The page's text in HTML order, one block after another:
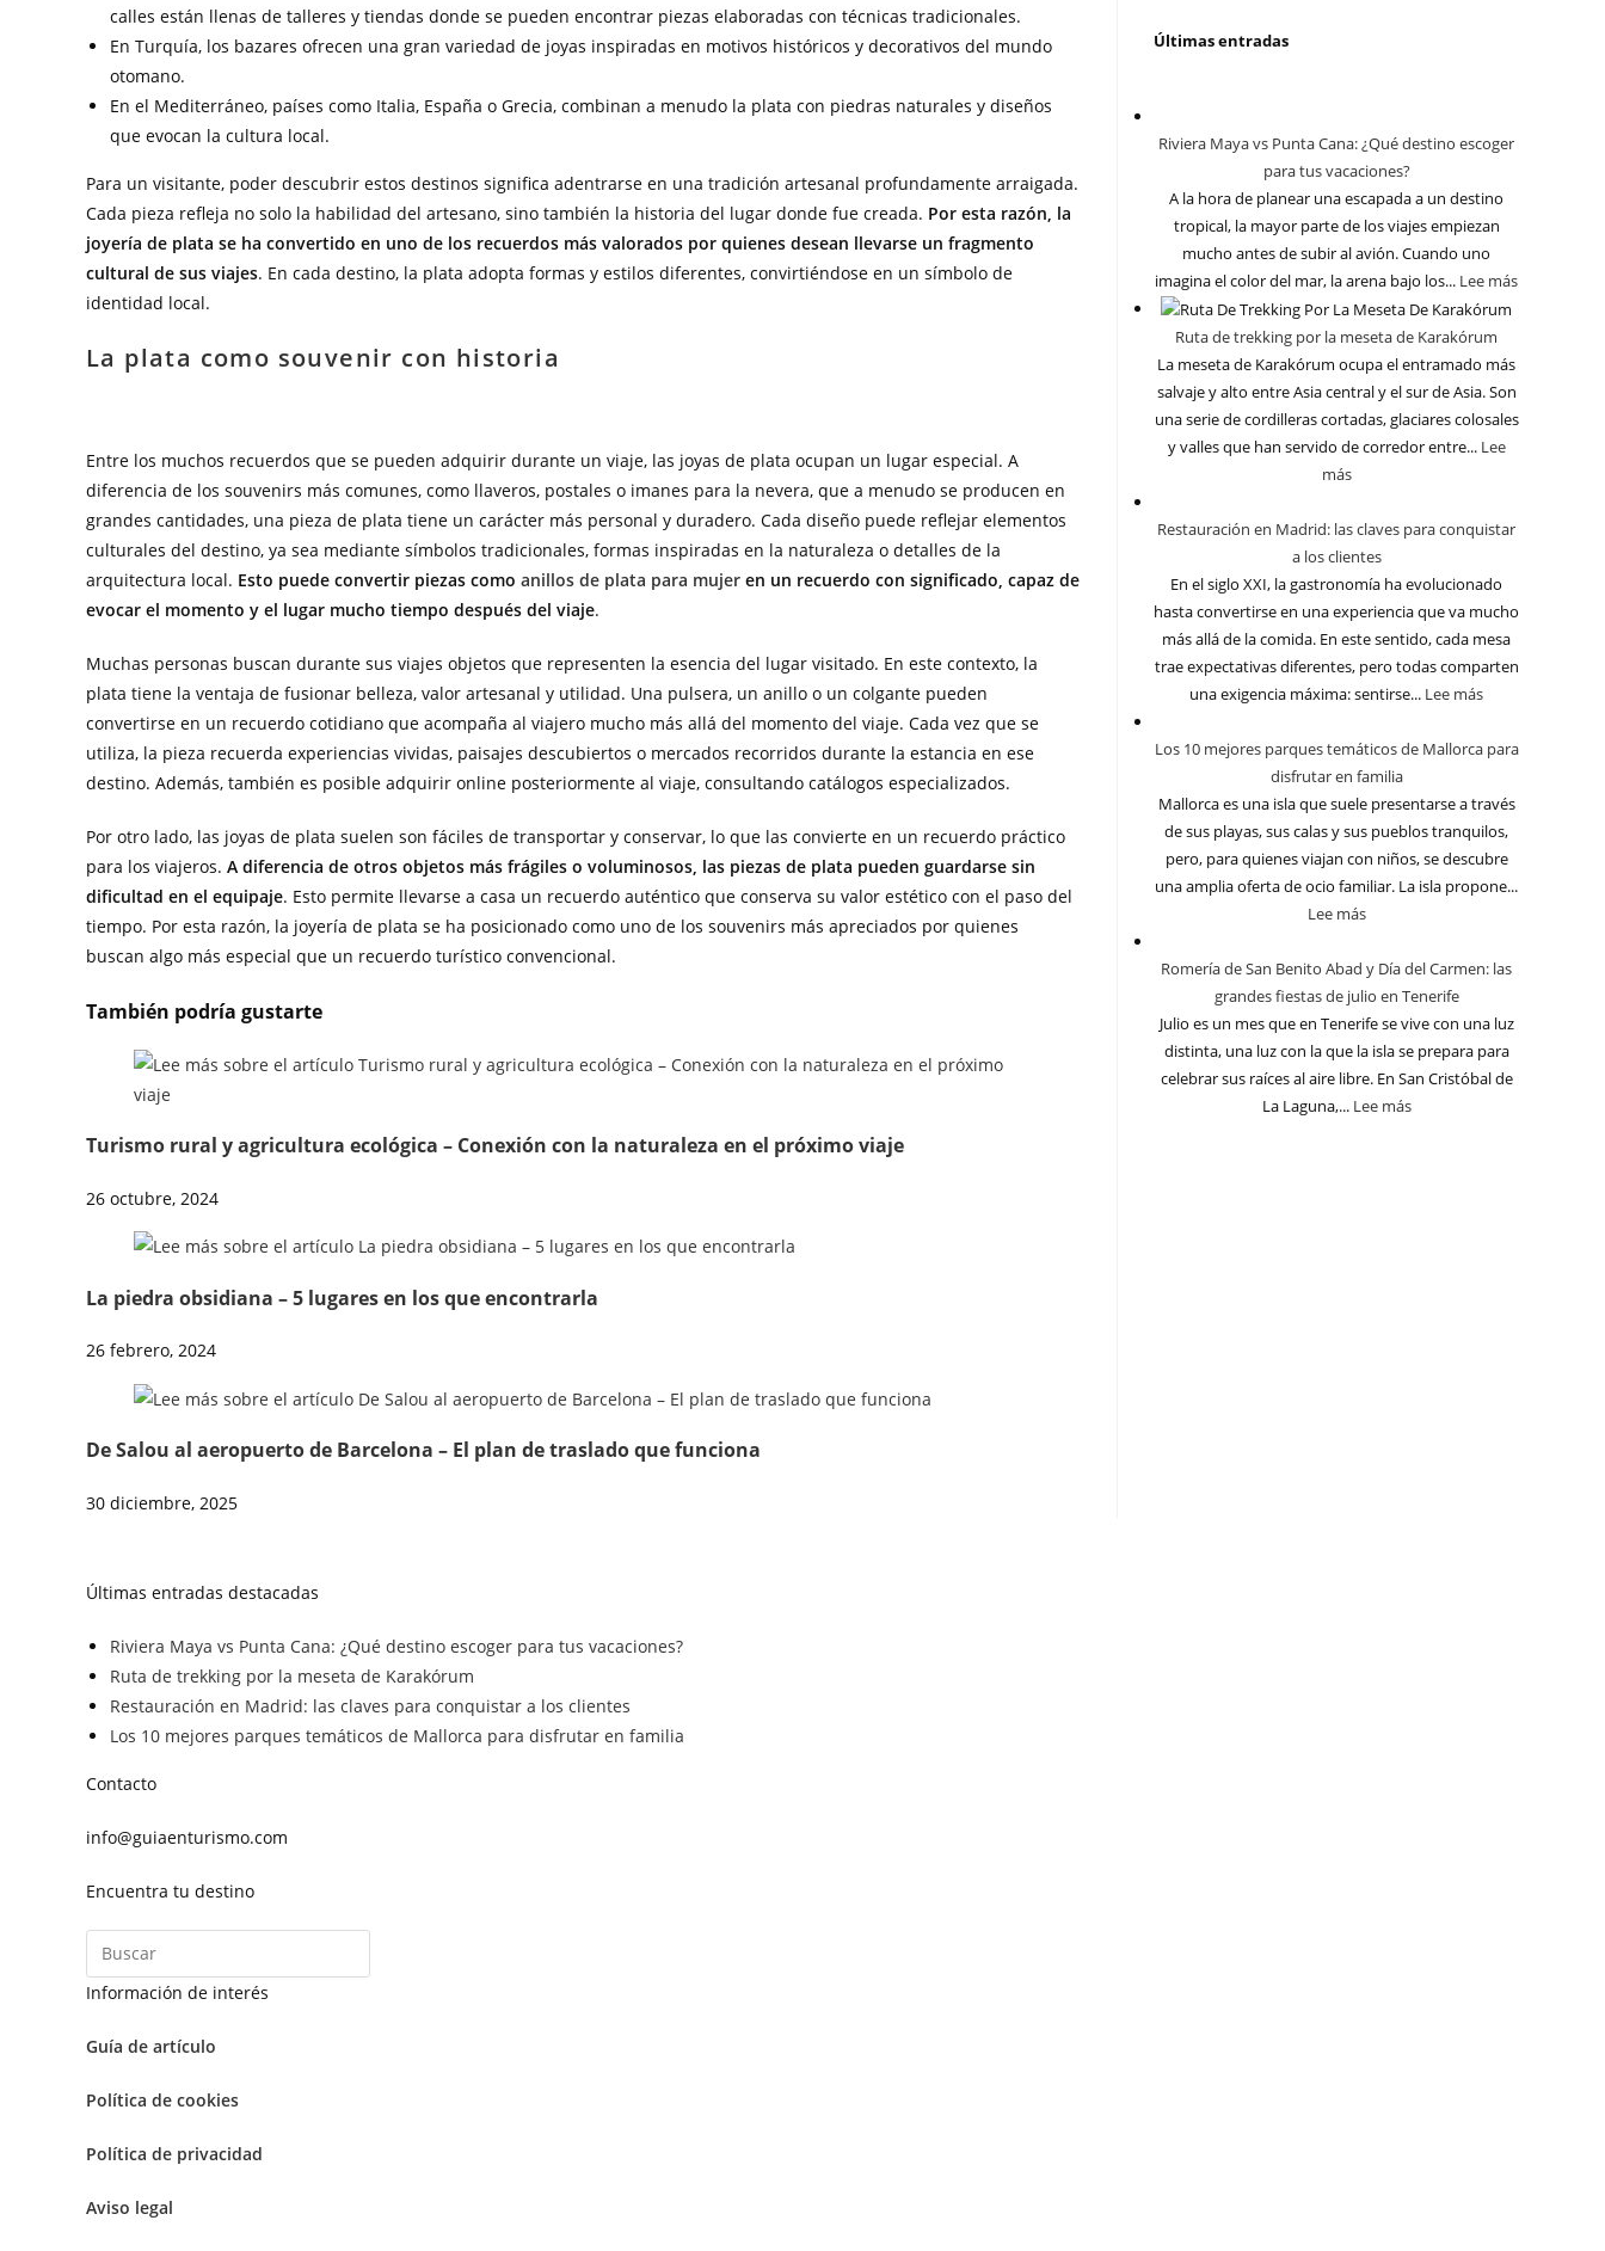
calles están llenas de talleres y tiendas donde se pueden encontrar piezas elaboradas con técnicas tradicionales.
En Turquía, los bazares ofrecen una gran variedad de joyas inspiradas en motivos históricos y decorativos del mundo
otomano.
En el Mediterráneo, países como Italia, España o Grecia, combinan a menudo la plata con piedras naturales y diseños
que evocan la cultura local.
Para un visitante, poder descubrir estos destinos significa adentrarse en una tradición artesanal profundamente arraigada.
Cada pieza refleja no solo la habilidad del artesano, sino también la historia del lugar donde fue creada. Por esta razón, la
joyería de plata se ha convertido en uno de los recuerdos más valorados por quienes desean llevarse un fragmento
cultural de sus viajes. En cada destino, la plata adopta formas y estilos diferentes, convirtiéndose en un símbolo de
identidad local.
La plata como souvenir con historia
Entre los muchos recuerdos que se pueden adquirir durante un viaje, las joyas de plata ocupan un lugar especial. A
diferencia de los souvenirs más comunes, como llaveros, postales o imanes para la nevera, que a menudo se producen en
grandes cantidades, una pieza de plata tiene un carácter más personal y duradero. Cada diseño puede reflejar elementos
culturales del destino, ya sea mediante símbolos tradicionales, formas inspiradas en la naturaleza o detalles de la
arquitectura local. Esto puede convertir piezas como anillos de plata para mujer en un recuerdo con significado, capaz de
evocar el momento y el lugar mucho tiempo después del viaje.
Muchas personas buscan durante sus viajes objetos que representen la esencia del lugar visitado. En este contexto, la
plata tiene la ventaja de fusionar belleza, valor artesanal y utilidad. Una pulsera, un anillo o un colgante pueden
convertirse en un recuerdo cotidiano que acompaña al viajero mucho más allá del momento del viaje. Cada vez que se
utiliza, la pieza recuerda experiencias vividas, paisajes descubiertos o mercados recorridos durante la estancia en ese
destino. Además, también es posible adquirir online posteriormente al viaje, consultando catálogos especializados.
Por otro lado, las joyas de plata suelen son fáciles de transportar y conservar, lo que las convierte en un recuerdo práctico
para los viajeros. A diferencia de otros objetos más frágiles o voluminosos, las piezas de plata pueden guardarse sin
dificultad en el equipaje. Esto permite llevarse a casa un recuerdo auténtico que conserva su valor estético con el paso del
tiempo. Por esta razón, la joyería de plata se ha posicionado como uno de los souvenirs más apreciados por quienes
buscan algo más especial que un recuerdo turístico convencional.
También podría gustarte
Turismo rural y agricultura ecológica – Conexión con la naturaleza en el próximo viaje
26 octubre, 2024
La piedra obsidiana – 5 lugares en los que encontrarla
26 febrero, 2024
De Salou al aeropuerto de Barcelona – El plan de traslado que funciona
30 diciembre, 2025
Últimas entradas
Riviera Maya vs Punta Cana: ¿Qué destino escoger
para tus vacaciones?
A la hora de planear una escapada a un destino
tropical, la mayor parte de los viajes empiezan
mucho antes de subir al avión. Cuando uno
imagina el color del mar, la arena bajo los... Lee más
Ruta de trekking por la meseta de Karakórum
La meseta de Karakórum ocupa el entramado más
salvaje y alto entre Asia central y el sur de Asia. Son
una serie de cordilleras cortadas, glaciares colosales
y valles que han servido de corredor entre... Lee
más
Restauración en Madrid: las claves para conquistar
a los clientes
En el siglo XXI, la gastronomía ha evolucionado
hasta convertirse en una experiencia que va mucho
más allá de la comida. En este sentido, cada mesa
trae expectativas diferentes, pero todas comparten
una exigencia máxima: sentirse... Lee más
Los 10 mejores parques temáticos de Mallorca para
disfrutar en familia
Mallorca es una isla que suele presentarse a través
de sus playas, sus calas y sus pueblos tranquilos,
pero, para quienes viajan con niños, se descubre
una amplia oferta de ocio familiar. La isla propone...
Lee más
Romería de San Benito Abad y Día del Carmen: las
grandes fiestas de julio en Tenerife
Julio es un mes que en Tenerife se vive con una luz
distinta, una luz con la que la isla se prepara para
celebrar sus raíces al aire libre. En San Cristóbal de
La Laguna,... Lee más
Últimas entradas destacadas
Riviera Maya vs Punta Cana: ¿Qué destino escoger para tus vacaciones?
Ruta de trekking por la meseta de Karakórum
Restauración en Madrid: las claves para conquistar a los clientes
Los 10 mejores parques temáticos de Mallorca para disfrutar en familia
Contacto
info@guiaenturismo.com
Encuentra tu destino
Información de interés
Guía de artículo
Política de cookies
Política de privacidad
Aviso legal